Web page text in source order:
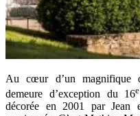
Au cœur d’un magnifique
demeure d’exception du 16e
décorée en 2001 par Jean